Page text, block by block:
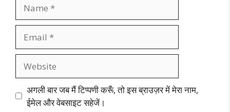
अगली बार जब मैं टिप्पणी करूँ, तो इस ब्राउज़र में मेरा नाम,
ईमेल और वेबसाइट सहेजें।